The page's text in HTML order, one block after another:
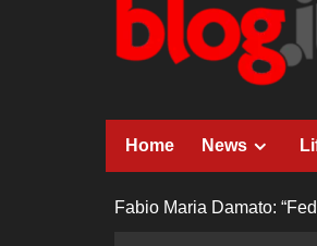
Home News
Fabio Maria Damato: